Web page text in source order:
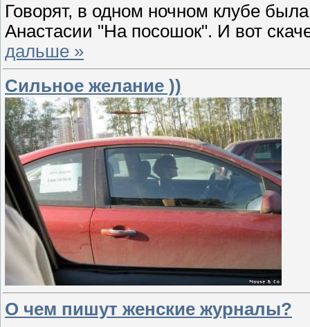
Говорят, в одном ночном клубе
Анастасии "На посошок". И вот
дальше »
Сильное желание ))
О чем пишут женские журналы?